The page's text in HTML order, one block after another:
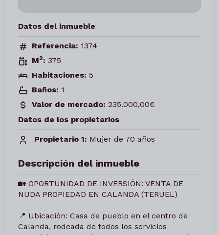
Datos del inmueble
Referencia: 1374
M2: 375
Habitaciones: 5
Baños: 1
Valor de mercado: 235.000,00€
Datos de los propietarios
Propietario 1: Mujer de 70 años
Descripción del inmueble
🏡 OPORTUNIDAD DE INVERSIÓN: VENTA DE
NUDA PROPIEDAD EN CALANDA (TERUEL)
📍 Ubicación: Casa de pueblo en el centro de
Calanda, rodeada de todos los servicios